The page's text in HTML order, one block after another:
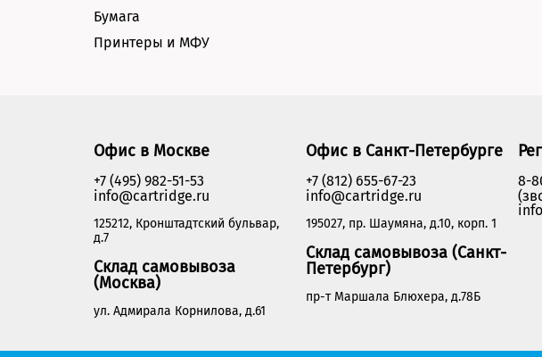
Бумага
Принтеры и МФУ
Офис в Москве
+7 (495) 982-51-53
info@cartridge.ru
125212, Кронштадтский бульвар,
д.7
Склад самовывоза
(Москва)
ул. Адмирала Корнилова, д.61
Офис в Санкт-Петербурге
+7 (812) 655-67-23
info@cartridge.ru
195027, пр. Шаумяна, д.10, корп. 1
Склад самовывоза (Санкт-
Петербург)
пр-т Маршала Блюхера, д.78Б
8-